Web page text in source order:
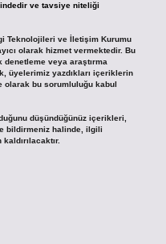
ve tavsiye niteliği
Teknolojileri ve İletişim Kurumu
olarak hizmet vermektedir. Bu
veya araştırma
üyelerimiz yazdıkları içeriklerin
olarak bu sorumluluğu kabul
düşündüğünüz içerikleri,
bildirmeniz halinde, ilgili